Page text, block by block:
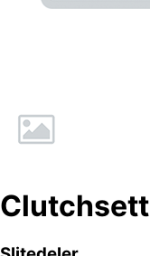
Clutchsett